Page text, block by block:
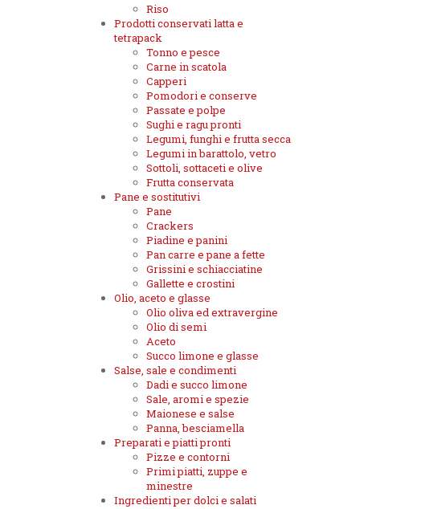
Riso
Prodotti conservati latta e
tetrapack
Tonno e pesce
Carne in scatola
Capperi
Pomodori e conserve
Passate e polpe
Sughi e ragu pronti
Legumi, funghi e frutta secca
Legumi in barattolo, vetro
Sottoli, sottaceti e olive
Frutta conservata
Pane e sostitutivi
Pane
Crackers
Piadine e panini
Pan carre e pane a fette
Grissini e schiacciatine
Gallette e crostini
Olio, aceto e glasse
Olio oliva ed extravergine
Olio di semi
Aceto
Succo limone e glasse
Salse, sale e condimenti
Dadi e succo limone
Sale, aromi e spezie
Maionese e salse
Panna, besciamella
Preparati e piatti pronti
Pizze e contorni
Primi piatti, zuppe e
minestre
Ingredienti per dolci e salati